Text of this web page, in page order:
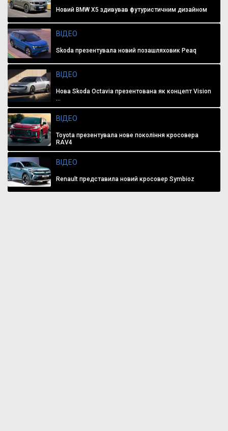
Новий BMW X5 здивував футуристичним дизайном
ВІДЕО
Skoda презентувала новий позашляховик Peaq
ВІДЕО
Нова Skoda Octavia презентована як концепт Vision
...
ВІДЕО
Toyota презентувала нове покоління кросовера
RAV4
ВІДЕО
Renault представила новий кросовер Symbioz